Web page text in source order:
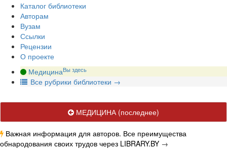
Каталог библиотеки
Авторам
Вузам
Ссылки
Рецензии
О проекте
МедицинаВы здесь
Все рубрики библиотеки →
МЕДИЦИНА(последнее)
Важная информация для авторов. Все преимущества
обнародования своих трудов через LIBRARY.BY →